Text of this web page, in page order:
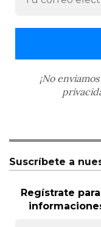
¡No
Suscríbete a
Regístrate